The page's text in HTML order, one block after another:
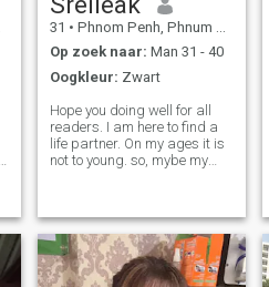
31 • Phnom Penh, Phnum Pénh, Cambodja
Op zoek naar: Man 31 - 40
Oogkleur: Zwart
Hope you doing well for all
readers. I am here to find a
life partner. On my ages it is
not to young. so, mybe my
open-minded, honesty,
romantic and easy to
understand